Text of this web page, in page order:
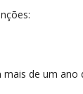
de um ano